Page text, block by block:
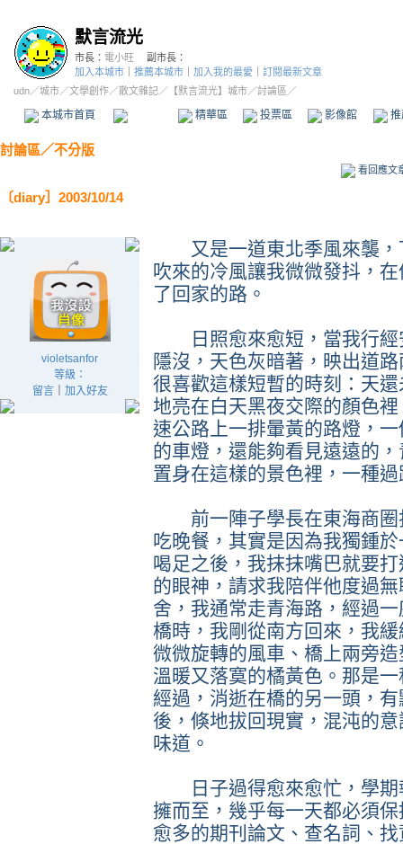
默言流光
市長： 電小旺
副市長：
加入本城市
推薦本城市 加入我的最愛
訂閱最新文章
udn／城市／文學創作／散文雜記／ 【默言流光】城市／討論區／
本城市首頁 精華區 投票區 影像館
討論區／不分版
看回應文
〔diary］2003/10/14
violetsanfor
等級：
留言｜ 加入好友
又是一道東北季風來襲，
吹來的冷風讓我微微發抖，
了回家的路。
日照愈來愈短，當我行經
隱沒，天色灰暗著，映出道
很喜歡這樣短暫的時刻：天
地亮在白天黑夜交際的顏色
速公路上一排暈黃的路燈，
的車燈，還能夠看見遠遠的
置身在這樣的景色裡，一種
前一陣子學長在東海商圈
吃晚餐，其實是因為我獨鍾
喝足之後，我抹抹嘴巴就要
的眼神，請求我陪伴他度過
舍，我通常走青海路，經過
橋時，我剛從南方回來，我
微微旋轉的風車、橋上兩旁
溫暖又落寞的橘黃色。那是
經過，消逝在橋的另一頭，
後，倏地拔回現實，混沌的
味道。
日子過得愈來愈忙，學期
擁而至，幾乎每一天都必須
愈多的期刊論文、查名詞、